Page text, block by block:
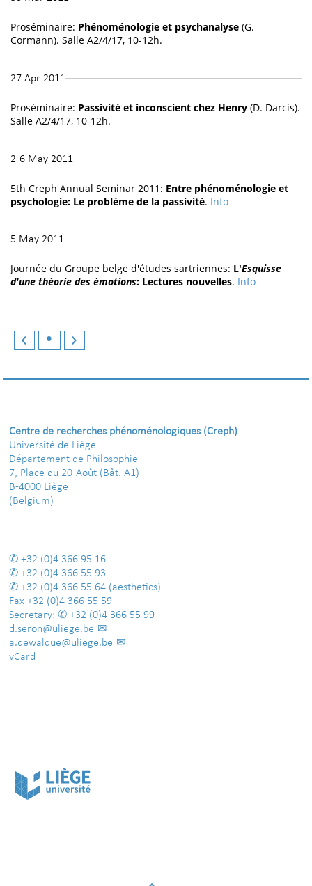
Proséminaire: Phénoménologie et psychanalyse (G.
Cormann). Salle A2/4/17, 10-12h.
27 Apr 2011
Proséminaire: Passivité et inconscient chez Henry (D. Darcis).
Salle A2/4/17, 10-12h.
2-6 May 2011
5th Creph Annual Seminar 2011: Entre phénoménologie et
psychologie: Le problème de la passivité. Info
5 May 2011
Journée du Groupe belge d'études sartriennes: L'Esquisse
d'une théorie des émotions: Lectures nouvelles. Info
‹ • ›
Centre de recherches phénoménologiques (Creph)
Université de Liège
Département de Philosophie
7, Place du 20-Août (Bât. A1)
B-4000 Liège
(Belgium)
+32 (0)4 366 95 16
+32 (0)4 366 55 93
+32 (0)4 366 55 64 (aesthetics)
Fax +32 (0)4 366 55 59
Secretary:
+32 (0)4 366 55 99
d.seron@uliege.be
a.dewalque@uliege.be
vCard